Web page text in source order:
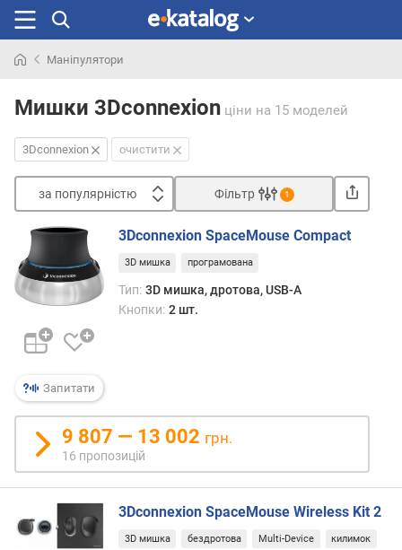
раніше
Маніпулятори
Мишки 3Dconnexion ціни на 15 моделей
3Dconnexion очистити
за популярністю
а
п
о
у
р
н
і
с
т
ю
в
Фільтр 1
Запитати
3Dconnexion SpaceMouse Compact
3D мишка програмована
Тип: 3D мишка, дротова, USB-A
Кнопки: 2 шт.
9 807 — 13 002 грн.
16 пропозицій
3Dconnexion SpaceMouse Wireless Kit 2
3D мишка бездротова Multi-Device килимок